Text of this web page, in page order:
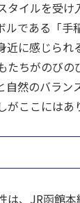
タイルを受
ルである「手
近に感じられ
たちがのびの
自然のバラン
ここにはあ
は、JR函館